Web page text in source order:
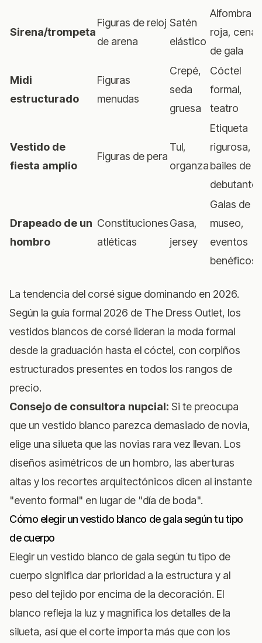
Sirena/trompeta
Figuras de reloj
de arena
Satén
elástico
Alfombra
roja, cena
de gala
Midi
estructurado
Figuras
menudas
Crepé,
seda
gruesa
Cóctel
formal,
teatro
Vestido de
fiesta amplio
Figuras de pera
Tul,
organza
Etiqueta
rigurosa,
bailes de
debutantes
Drapeado de un
hombro
Constituciones
atléticas
Gasa,
jersey
Galas de
museo,
eventos
benéficos
La tendencia del corsé sigue dominando en 2026.
Según la guía formal 2026 de The Dress Outlet, los
vestidos blancos de corsé lideran la moda formal
desde la graduación hasta el cóctel, con corpiños
estructurados presentes en todos los rangos de
precio.
Consejo de consultora nupcial: Si te preocupa
que un vestido blanco parezca demasiado de novia,
elige una silueta que las novias rara vez llevan. Los
diseños asimétricos de un hombro, las aberturas
altas y los recortes arquitectónicos dicen al instante
"evento formal" en lugar de "día de boda".
Cómo elegir un vestido blanco de gala según tu tipo
de cuerpo
Elegir un vestido blanco de gala según tu tipo de
cuerpo significa dar prioridad a la estructura y al
peso del tejido por encima de la decoración. El
blanco refleja la luz y magnifica los detalles de la
silueta, así que el corte importa más que con los